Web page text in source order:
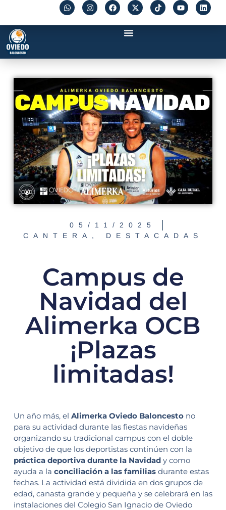
05/11/2025
CANTERA , DESTACADAS
Campus de
Navidad del
Alimerka OCB
¡Plazas
limitadas!
Un año más, el Alimerka Oviedo Baloncestono
para su actividad durante las fiestas navideñas
organizando su tradicional campus con el doble
objetivo de que los deportistas continúen con la
práctica deportiva durante la Navidady como
ayuda a la conciliación a las familiasdurante estas
fechas. La actividad está dividida en dos grupos de
edad, canasta grande y pequeña y se celebrará en las
instalaciones del Colegio San Ignacio de Oviedo